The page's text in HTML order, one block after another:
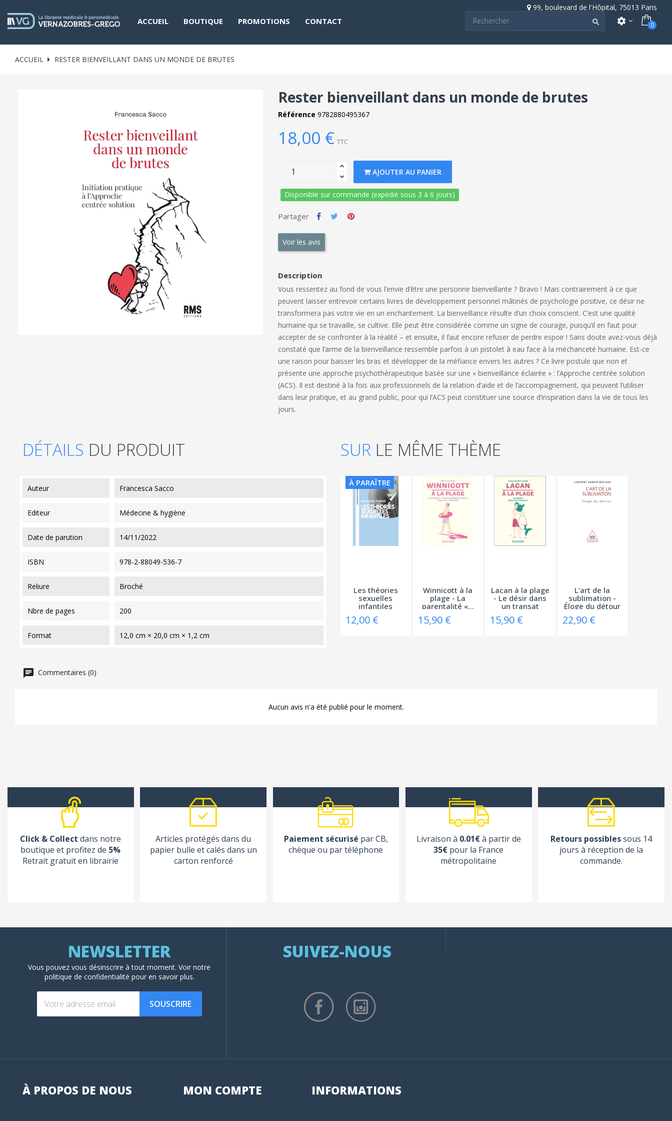
99, boulevard de l'Hôpital, 75013 Paris
ACCUEIL BOUTIQUE PROMOTIONS CONTACT  settings 0
ACCUEIL RESTER BIENVEILLANT DANS UN MONDE DE BRUTES
Rester bienveillant dans un monde de brutes
Référence 9782880495367
18,00 € TTC
AJOUTER AU PANIER
Disponible sur commande (expédié sous 3 à 6 jours)
Partager
Voir les avis
Description
Vous ressentez au fond de vous l’envie d’être une personne bienveillante ? Bravo ! Mais contrairement à ce que
peuvent laisser entrevoir certains livres de développement personnel mâtinés de psychologie positive, ce désir ne
transformera pas votre vie en un enchantement. La bienveillance résulte d’un choix conscient. C’est une qualité
humaine qui se travaille, se cultive. Elle peut être considérée comme un signe de courage, puisqu’il en faut pour
accepter de se confronter à la réalité – et ensuite, il faut encore refuser de perdre espoir ! Sans doute avez-vous déjà
constaté que l’arme de la bienveillance ressemble parfois à un pistolet à eau face à la méchanceté humaine. Est-ce
une raison pour baisser les bras et développer de la méfiance envers les autres ? Ce livre postule que non et
présente une approche psychothérapeutique basée sur une « bienveillance éclairée » : l’Approche centrée solution
(ACS). Il est destiné à la fois aux professionnels de la relation d’aide et de l’accompagnement, qui peuvent l’utiliser
dans leur pratique, et au grand public, pour qui l’ACS peut constituer une source d’inspiration dans la vie de tous les
jours.
DÉTAILS DU PRODUIT
auteur Francesca Sacco
editeur Médecine & hygiène
date de parution 14/11/2022
ISBN 978-2-88049-536-7
reliure Broché
nbre de pages 200
format 12,0 cm × 20,0 cm × 1,2 cm
SUR LE MÊME THÈME
À PARAÎTRE
Les théories
sexuelles
infantiles
12,00 €
Winnicott à la
plage - La
parentalité «...
15,90 €
Lacan à la plage
- Le désir dans
un transat
15,90 €
L'art de la
sublimation -
Éloge du détour
22,90 €
Commentaires (0)
Aucun avis n'a été publié pour le moment.
Click & Collect dans notre
boutique et profitez de 5%
Retrait gratuit en librairie
Articles protégés dans du
papier bulle et calés dans un
carton renforcé
Paiement sécurisé par CB,
chèque ou par téléphone
Livraison à 0.01€à partir de
35€ pour la France
métropolitaine
Retours possiblessous 14
jours à réception de la
commande.
Vous pouvez vous désinscrire à tout moment. Voirnotre
politique de confidentialité pour en savoir plus.
SOUSCRIRE
SUIVEZ-NOUS
À PROPOS DE NOUS MON COMPTE INFORMATIONS